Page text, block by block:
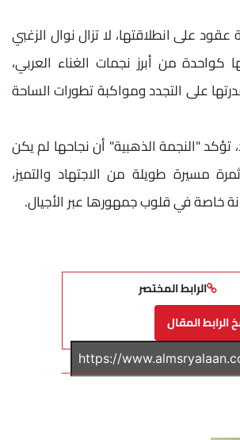
عقود على انطلاقتها، لا تزال نوال الزغبي
كواحدة من أبرز نجمات الغناء العربي،
على التجدد ومواكبة تطورات الساحة
"النجمة الذهبية" أن نجاحها لم يكن
مسيرة طويلة من الاجتهاد والتميز،
خاصة في قلوب جمهورها عبر الأجيال.
الرابط المختصر